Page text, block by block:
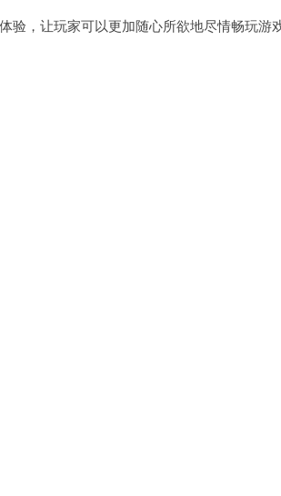
，让玩家可以更加随心所欲地尽情畅玩游戏